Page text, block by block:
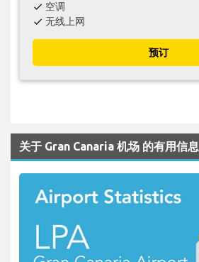
check 空调
check 无线上网
预订
关于 Gran Canaria 机场 的有用信息